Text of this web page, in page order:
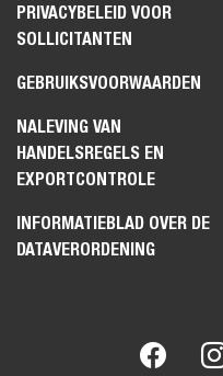
PRIVACYBELEID VOOR
SOLLICITANTEN
GEBRUIKSVOORWAARDEN
NALEVING VAN
HANDELSREGELS EN
EXPORTCONTROLE
INFORMATIEBLAD OVER DE
DATAVERORDENING